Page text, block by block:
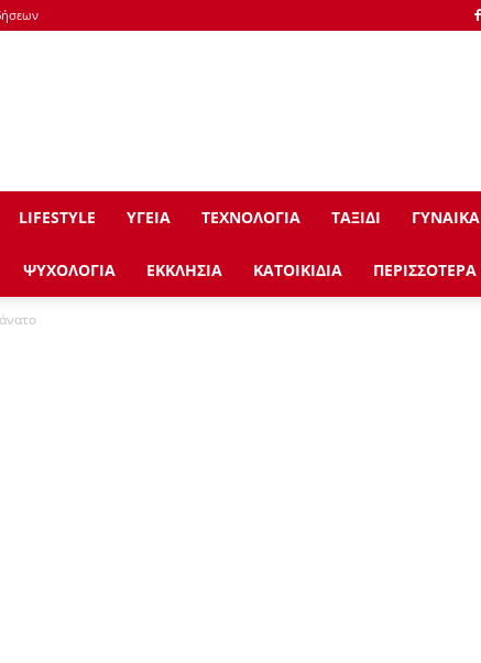
LIFESTYLE ΥΓΕΙΑ ΤΕΧΝΟΛΟΓΙΑ ΤΑΞΙΔΙ ΓΥΝΑΙΚΑ
ΨΥΧΟΛΟΓΙΑ ΕΚΚΛΗΣΙΑ ΚΑΤΟΙΚΙΔΙΑ ΠΕΡΙΣΣΟΤΕΡΑ